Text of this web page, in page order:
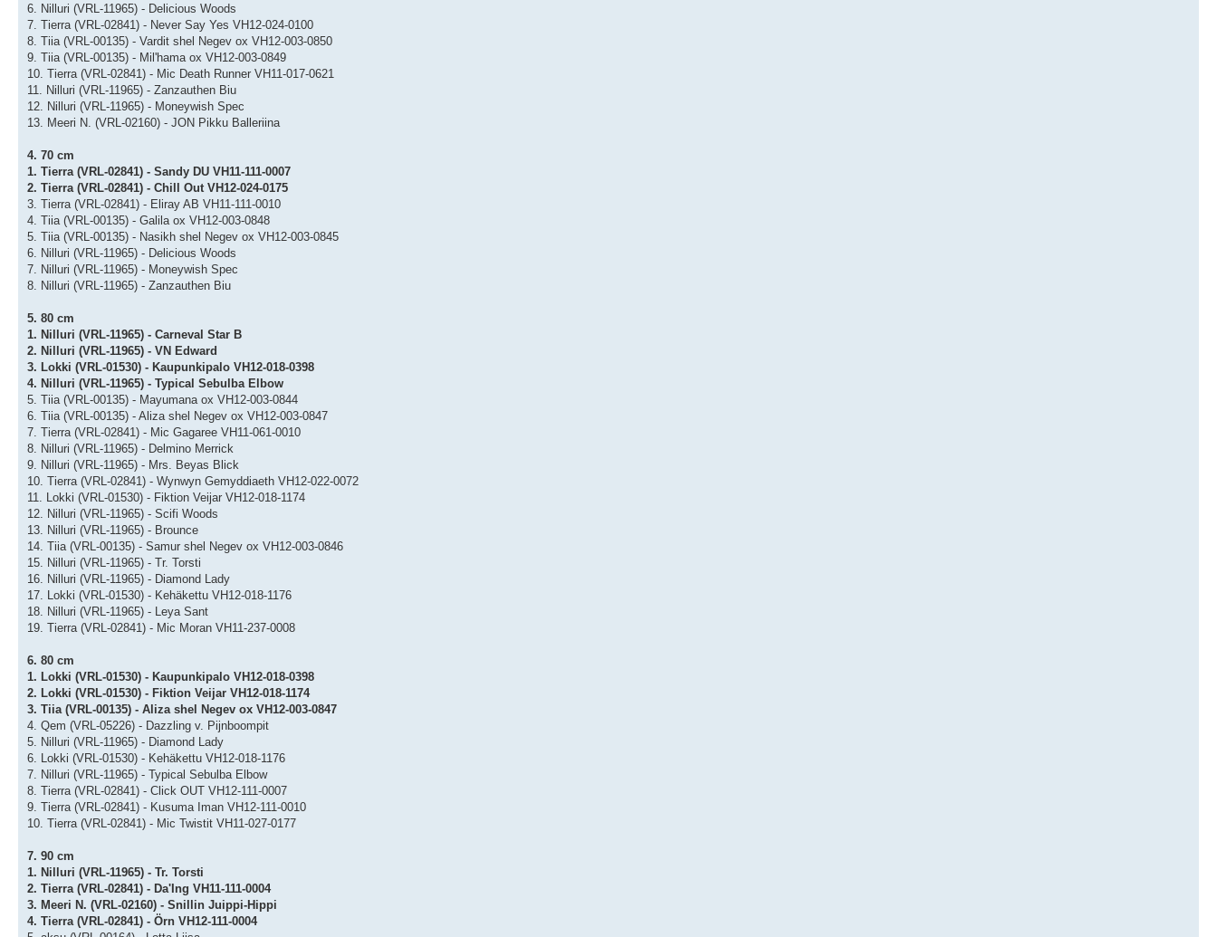
6. Nilluri (VRL-11965) - Delicious Woods
7. Tierra (VRL-02841) - Never Say Yes VH12-024-0100
8. Tiia (VRL-00135) - Vardit shel Negev ox VH12-003-0850
9. Tiia (VRL-00135) - Mil'hama ox VH12-003-0849
10. Tierra (VRL-02841) - Mic Death Runner VH11-017-0621
11. Nilluri (VRL-11965) - Zanzauthen Biu
12. Nilluri (VRL-11965) - Moneywish Spec
13. Meeri N. (VRL-02160) - JON Pikku Balleriina
4. 70 cm
1. Tierra (VRL-02841) - Sandy DU VH11-111-0007
2. Tierra (VRL-02841) - Chill Out VH12-024-0175
3. Tierra (VRL-02841) - Eliray AB VH11-111-0010
4. Tiia (VRL-00135) - Galila ox VH12-003-0848
5. Tiia (VRL-00135) - Nasikh shel Negev ox VH12-003-0845
6. Nilluri (VRL-11965) - Delicious Woods
7. Nilluri (VRL-11965) - Moneywish Spec
8. Nilluri (VRL-11965) - Zanzauthen Biu
5. 80 cm
1. Nilluri (VRL-11965) - Carneval Star B
2. Nilluri (VRL-11965) - VN Edward
3. Lokki (VRL-01530) - Kaupunkipalo VH12-018-0398
4. Nilluri (VRL-11965) - Typical Sebulba Elbow
5. Tiia (VRL-00135) - Mayumana ox VH12-003-0844
6. Tiia (VRL-00135) - Aliza shel Negev ox VH12-003-0847
7. Tierra (VRL-02841) - Mic Gagaree VH11-061-0010
8. Nilluri (VRL-11965) - Delmino Merrick
9. Nilluri (VRL-11965) - Mrs. Beyas Blick
10. Tierra (VRL-02841) - Wynwyn Gemyddiaeth VH12-022-0072
11. Lokki (VRL-01530) - Fiktion Veijar VH12-018-1174
12. Nilluri (VRL-11965) - Scifi Woods
13. Nilluri (VRL-11965) - Brounce
14. Tiia (VRL-00135) - Samur shel Negev ox VH12-003-0846
15. Nilluri (VRL-11965) - Tr. Torsti
16. Nilluri (VRL-11965) - Diamond Lady
17. Lokki (VRL-01530) - Kehäkettu VH12-018-1176
18. Nilluri (VRL-11965) - Leya Sant
19. Tierra (VRL-02841) - Mic Moran VH11-237-0008
6. 80 cm
1. Lokki (VRL-01530) - Kaupunkipalo VH12-018-0398
2. Lokki (VRL-01530) - Fiktion Veijar VH12-018-1174
3. Tiia (VRL-00135) - Aliza shel Negev ox VH12-003-0847
4. Qem (VRL-05226) - Dazzling v. Pijnboompit
5. Nilluri (VRL-11965) - Diamond Lady
6. Lokki (VRL-01530) - Kehäkettu VH12-018-1176
7. Nilluri (VRL-11965) - Typical Sebulba Elbow
8. Tierra (VRL-02841) - Click OUT VH12-111-0007
9. Tierra (VRL-02841) - Kusuma Iman VH12-111-0010
10. Tierra (VRL-02841) - Mic Twistit VH11-027-0177
7. 90 cm
1. Nilluri (VRL-11965) - Tr. Torsti
2. Tierra (VRL-02841) - Da'Ing VH11-111-0004
3. Meeri N. (VRL-02160) - Snillin Juippi-Hippi
4. Tierra (VRL-02841) - Örn VH12-111-0004